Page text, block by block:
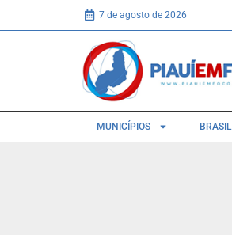
7 de agosto de 2026
MUNICÍPIOS BRASIL